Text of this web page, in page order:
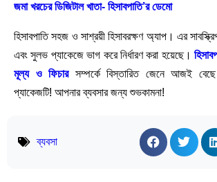
জমা খরচের ডিজিটাল খাতা- হিসাবপাতি’র ডেমো
হিসাবপাতি সহজ ও সাশ্রয়ী হিসাবরক্ষণ অ্যাপ। এর
এবং সুলভ প্যাকেজে ভাগ করে নির্ধারণ করা হয়েছে।
মূল্য ও ফিচারসম্পর্কে বিস্তারিত জেনে আজই বেছে
প্যাকেজটি! আপনার ব্যবসার জন্য শুভকামনা!
ব্যবসা